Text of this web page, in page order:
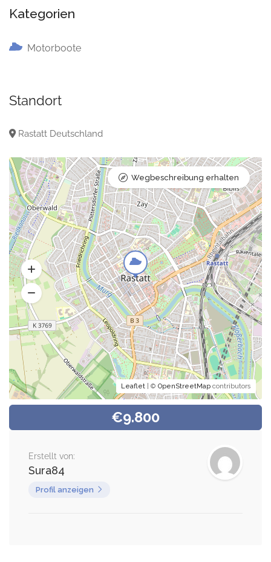
Kategorien
Motorboote
Standort
Rastatt Deutschland
Leaflet | © OpenStreetMap contributors
Wegbeschreibung erhalten
€9.800
Erstellt von:
Sura84
Profil anzeigen